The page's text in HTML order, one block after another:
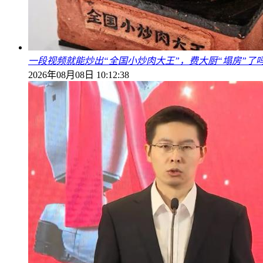
一段视频就能炒出“全国小炒肉大王”，费大厨“塌房”了
2026年08月08日 10:12:38